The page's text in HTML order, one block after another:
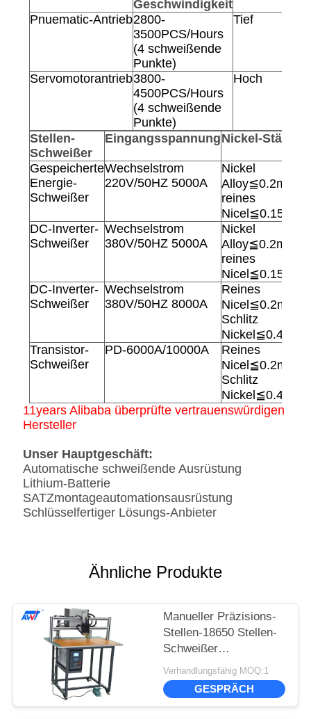
Geschwindigkeit
Pnuematic-Antrieb2800-
3500PCS/Hours
(4 schweißende
Punkte)
Tief
Servomotorantrieb3800-
4500PCS/Hours
(4 schweißende
Punkte)
Hoch
Stellen-
Schweißer
EingangsspannungNickel-Stärke
Gespeicherte
Energie-
Schweißer
Wechselstrom
220V/50HZ 5000A
Nickel
Alloy≦0.2mm
reines
Nicel≦0.15mm
DC-Inverter-
Schweißer
Wechselstrom
380V/50HZ 5000A
Nickel
Alloy≦0.2mm
reines
Nicel≦0.15mm
DC-Inverter-
Schweißer
Wechselstrom
380V/50HZ 8000A
Reines
Nicel≦0.2mm,
Schlitz
Nickel≦0.4mm
Transistor-
Schweißer
PD-6000A/10000A
Reines
Nicel≦0.2mm,
Schlitz
Nickel≦0.4mm
11years Alibaba überprüfte vertrauenswürdigen
Hersteller
Unser Hauptgeschäft:
Automatische schweißende Ausrüstung
Lithium-Batterie
SATZmontageautomationsausrüstung
Schlüsselfertiger Lösungs-Anbieter
Ähnliche Produkte
Manueller Präzisions-
Stellen-18650 Stellen-
Schweißer
Schweißer/32650 With
Touch Screen
Verhandlungsfähig MOQ:1
GESPRÄCH